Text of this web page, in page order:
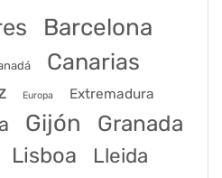
Barcelona
Canarias
Europa Extremadura
Gijón Granada
Lisboa Lleida